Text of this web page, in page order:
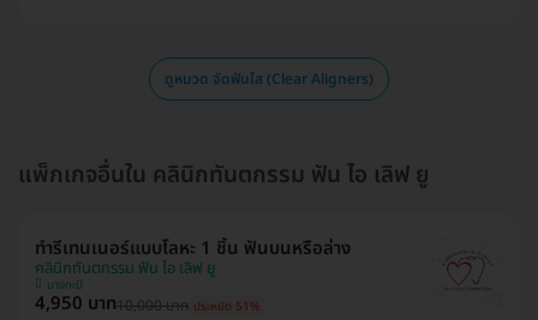
ดูหมวด จัดฟันใส (Clear Aligners)
แพ็กเกจอื่นใน คลินิกทันตกรรม ฟัน ไอ เลิฟ ยู
ทำรีเทนเนอร์แบบโลหะ 1 ชิ้น ฟันบนหรือล่าง
คลินิกทันตกรรม ฟัน ไอ เลิฟ ยู
บางกะปิ
4,950 บาท10,000 บาท ประหยัด 51%